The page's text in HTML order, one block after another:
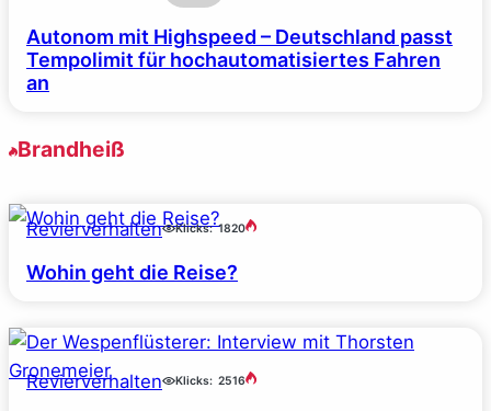
Autonom mit Highspeed – Deutschland passt
Tempolimit für hochautomatisiertes Fahren
an
Brandheiß
Revierverhalten Klicks: 1820
Wohin geht die Reise?
Revierverhalten Klicks: 2516